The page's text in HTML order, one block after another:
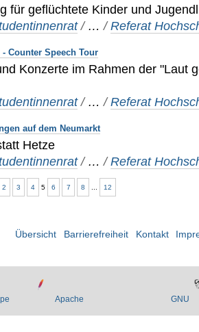
für geflüchtete Kinder und
/ …/Referat
Counter Speech Tour
Konzerte im Rahmen der "Laut
/ …/Referat
auf dem Neumarkt
Hetze
/ …/Referat
2 3 4 5 6 7 8 12
Übersicht Barrierefreiheit Kontakt
Apache GNU